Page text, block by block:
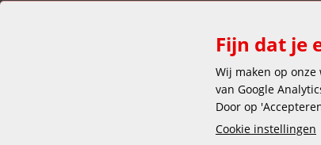
Fijn dat je
Wij maken op
van Google
Door op
Cookie instellingen